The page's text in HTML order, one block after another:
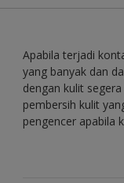
Apabila terjadi
yang banyak dan
dengan kulit
pembersih kulit
pengencer apabila